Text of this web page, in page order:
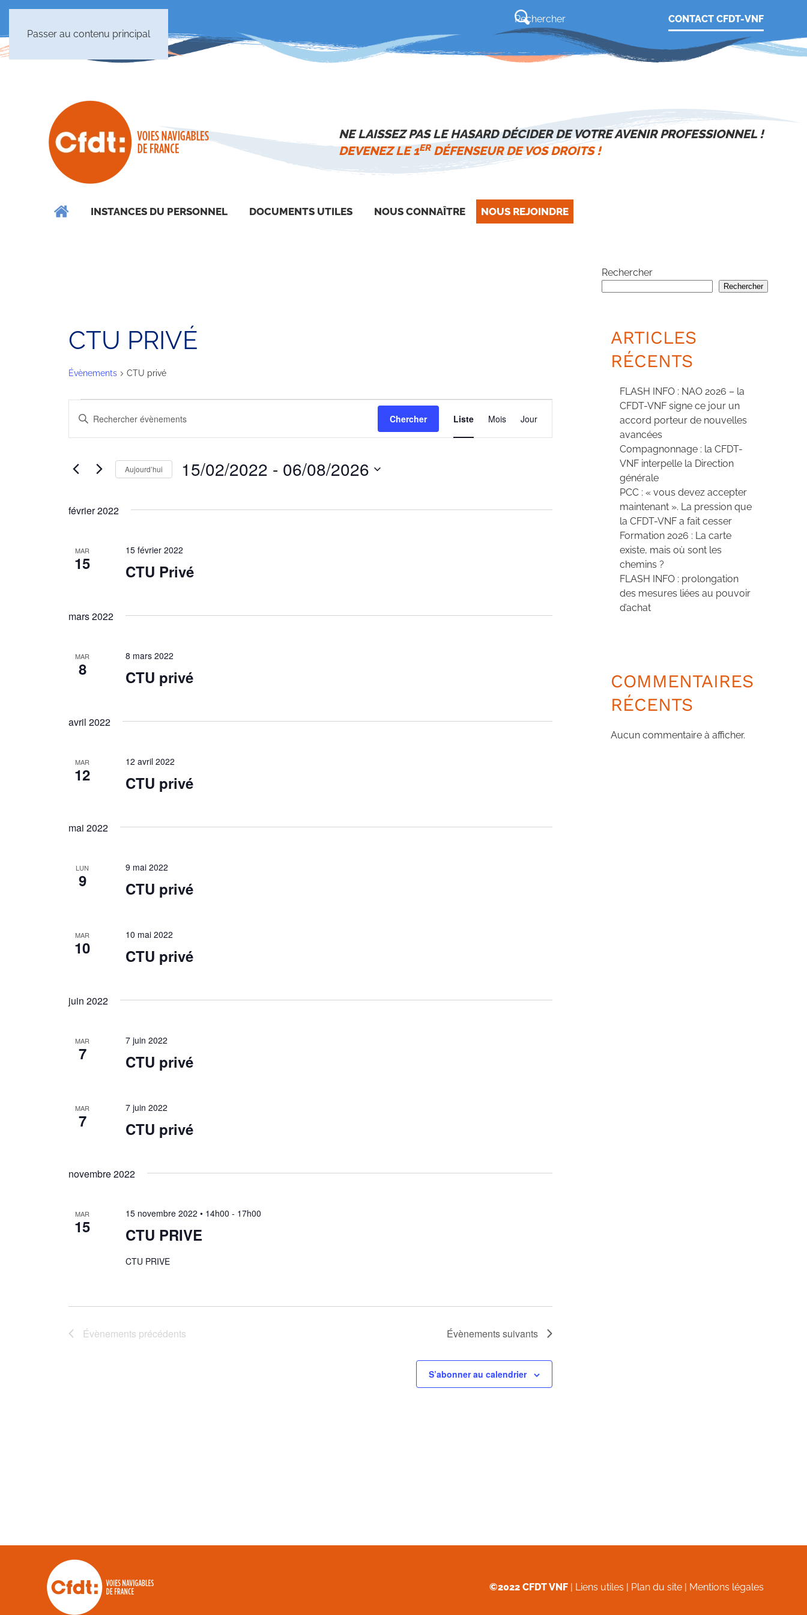
Passer au contenu principal
CONTACT CFDT-VNF
NE LAISSEZ PAS LE HASARD DÉCIDER DE VOTRE AVENIR PROFESSIONNEL !
DEVENEZ LE 1ERDÉFENSEUR DE VOS DROITS !
INSTANCES DU PERSONNEL DOCUMENTS UTILES NOUS CONNAÎTRE NOUS REJOINDRE
CTU PRIVÉ
Évènements CTU privé
ÉVÈNEMENTS
RECHERCHE
ET
NAVIGATION
VUES
Saisir
Évènements
clé.
Chercher
DE
Liste Mois Jour
Aujourd’hui 15/02/2022 - 06/08/2026
février 2022
MAR
15 CTU Privé
15 février 2022
mars 2022
MAR
8 CTU privé
8 mars 2022
avril 2022
MAR
12 CTU privé
12 avril 2022
mai 2022
LUN
9 CTU privé
9 mai 2022
MAR
10 CTU privé
10 mai 2022
juin 2022
MAR
7 CTU privé
7 juin 2022
MAR
7 CTU privé
7 juin 2022
novembre 2022
MAR
15 CTU PRIVE
15 novembre 2022 • 14h00 - 17h00
CTU PRIVE
Évènements précédents Évènementssuivants
S’abonner au calendrier
Rechercher
Rechercher
ARTICLES
RÉCENTS
FLASH INFO : NAO 2026 – la
CFDT-VNF signe ce jour un
accord porteur de nouvelles
avancées
Compagnonnage : la CFDT-
VNF interpelle la Direction
générale
PCC : « vous devez accepter
maintenant ». La pression que
la CFDT-VNF a fait cesser
Formation 2026 : La carte
existe, mais où sont les
chemins ?
FLASH INFO : prolongation
des mesures liées au pouvoir
d’achat
COMMENTAIRES
RÉCENTS
Aucun commentaire à afficher.
©2022 CFDT VNF | Liens utiles | Plan du site | Mentions légales